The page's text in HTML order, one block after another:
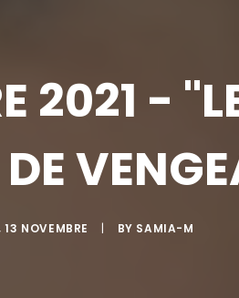
2021 -
13 NOVEMBRE | BY SAMIA-M